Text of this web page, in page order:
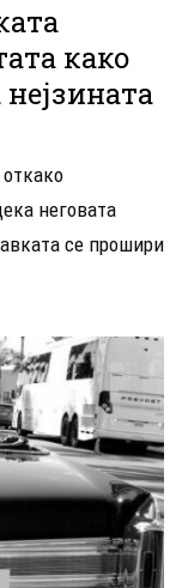
како
неговата
се прошири